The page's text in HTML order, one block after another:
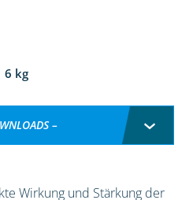
6 kg
–
Wirkung und Stärkung der